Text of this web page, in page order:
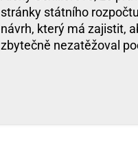
stránky státního
návrh, který má zajistit,
zbytečně nezatěžoval